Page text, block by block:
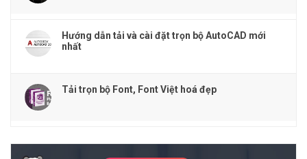
Hướng dẫn tải và cài đặt trọn bộ AutoCAD mới
nhất
Tải trọn bộ Font, Font Việt hoá đẹp